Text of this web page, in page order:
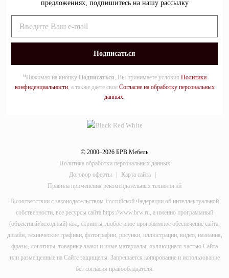
предложениях, подпишитесь на нашу рассылку
*Нажимая на кнопку Подписаться , Вы принимаете условия Политики
конфиденциальности, а также даете свое Согласие на обработку персональных
данных
© 2000–2026 БРВ Мебель
Политика обработки персональных данных
Договор оферты
| Карта сайта
|
Правила применения рекомендательных технологий
В соответствии с законодательством Российской Федерации об интеллектуальной
собственности, все ресурсы сайта https://www.brw.ru, а именно программный
(объектный/исходный) код, скрипты, любое иное программное обеспечение сайта,
дизайн, технические графики, фотографии, рисунки, иллюстрации, видео, названия,
фразы, логотипы, товарные знаки и иные материалы, являющиеся частью Сайта
или размещенные на Сайте защищены. Запрещается копирование и использование
без согласия правообладателя.